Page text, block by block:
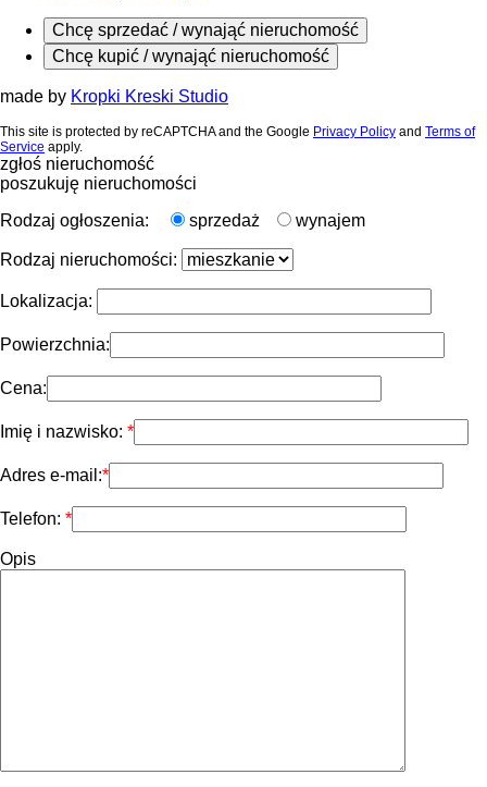
Chcę sprzedać / wynająć nieruchomość
Chcę kupić / wynająć nieruchomość
made by Kropki Kreski Studio
This site is protected by reCAPTCHA and the Google Privacy Policy and Terms of
Service apply.
zgłoś nieruchomość
poszukuję nieruchomości
Rodzaj ogłoszenia:
sprzedaż wynajem
Rodzaj nieruchomości:
Lokalizacja:
Powierzchnia:
Cena:
Imię i nazwisko:
Adres e-mail:
Telefon:
Opis